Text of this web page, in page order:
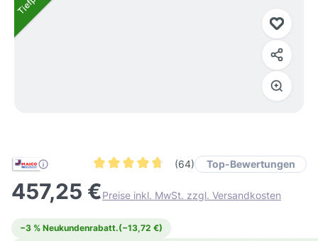
(64) Top-Bewertungen
457,25 €Preise inkl. MwSt. zzgl. Versandkosten
−3 % Neukundenrabatt.(−13,72 €)